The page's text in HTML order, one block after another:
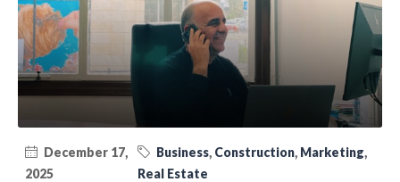
December 17,
2025
Business, Construction, Marketing,
Real Estate